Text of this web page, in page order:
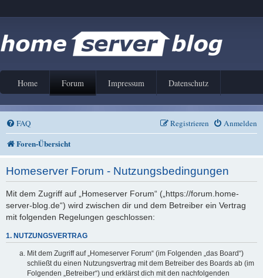
Home Forum Impressum Datenschutz
FAQ Anmelden
Registrieren
Foren-Übersicht
Homeserver Forum - Nutzungsbedingungen
Mit dem Zugriff auf „Homeserver Forum“ („https://forum.home-
server-blog.de“) wird zwischen dir und dem Betreiber ein Vertrag
mit folgenden Regelungen geschlossen:
1. NUTZUNGSVERTRAG
Mit dem Zugriff auf „Homeserver Forum“ (im Folgenden „das Board“)
schließt du einen Nutzungsvertrag mit dem Betreiber des Boards ab (im
Folgenden „Betreiber“) und erklärst dich mit den nachfolgenden